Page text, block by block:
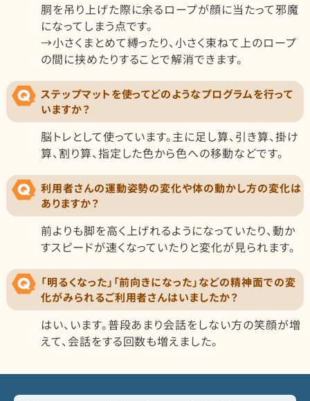
胴を吊り上げた際に余るロープが顔に当たって邪魔
になってしまう点です。
→小さくまとめて縛ったり、小さく束ねて上のロープ
の間に挟めたりすることで解消できます。
ステップマットを使ってどのようなプログラムを行って
いますか？
脳トレとして使っています。主に足し算、引き算、掛け
算、割り算、指定した色から色への移動などです。
利用者さんの運動姿勢の変化や体の動かし方の変化は
ありますか？
前よりも脚を高く上げれるようになっていたり、動か
すスピードが速くなっていたりと変化が見られます。
「明るくなった」「前向きになった」などの精神面での変
化がみられるご利用者さんはいましたか？
はい、います。普段あまり会話をしない方の笑顔が増
えて、会話をする回数も増えました。